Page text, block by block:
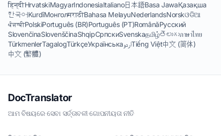
हिन्दीHrvatskiMagyarIndonesiaItaliano日本語Basa JawaҚазақша
한국어KurdîМонголमराठीBahasa MelayuNederlandsNorskଓଡିଆ
ਪੰਜਾਬੀPolskiPortuguês (BR)Português (PT)RomânăРусский
SlovenčinaSlovenščinaShqipСрпскиSvenskaதமிழ்తెలుగుภาษาไทย
TürkmenlerTagalogTürkçeУкраїнськаاردوTiếng Việt中文 (简体)
中文 (繁體)
DocTranslator
ଆମ ବିଷୟରେ·ସେବା ସର୍ତ୍ତାବଳୀ·ଗୋପନୀୟତା ନୀତି